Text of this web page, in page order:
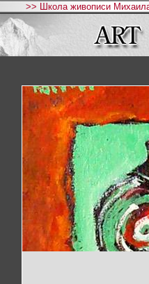
>> Школа живописи